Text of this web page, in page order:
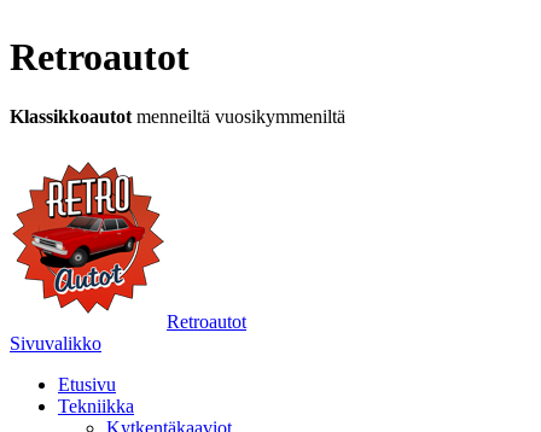
Retroautot
Klassikkoautot menneiltä vuosikymmeniltä
Retroautot
Sivuvalikko
Etusivu
Tekniikka
Kytkentäkaaviot